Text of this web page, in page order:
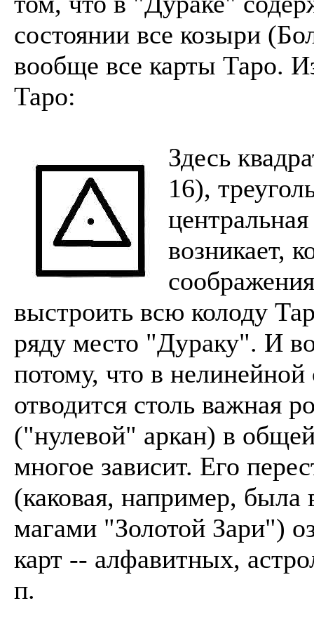
состоянии все козыри
вообще все карты Таро.
Таро:
Здесь
16),
возникает,
выстроить всю колоду
ряду место "Дураку". И
потому, что в нелинейной
отводится столь важная
("нулевой" аркан) в
многое зависит. Его
(каковая, например, была
магами "Золотой Зари")
карт -- алфавитных,
п.